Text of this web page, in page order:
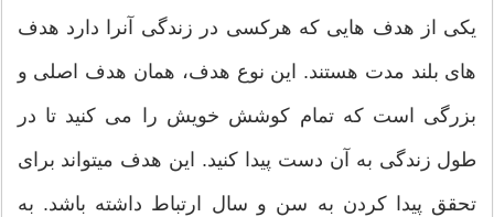
یکی از هدف هایی که هرکسی در زندگی آنرا دارد هدف
های بلند مدت هستند. این نوع هدف، همان هدف اصلی و
بزرگی است که تمام کوشش خویش را می کنید تا در
طول زندگی به آن دست پیدا کنید. این هدف میتواند برای
تحقق پیدا کردن به سن و سال ارتباط داشته باشد. به